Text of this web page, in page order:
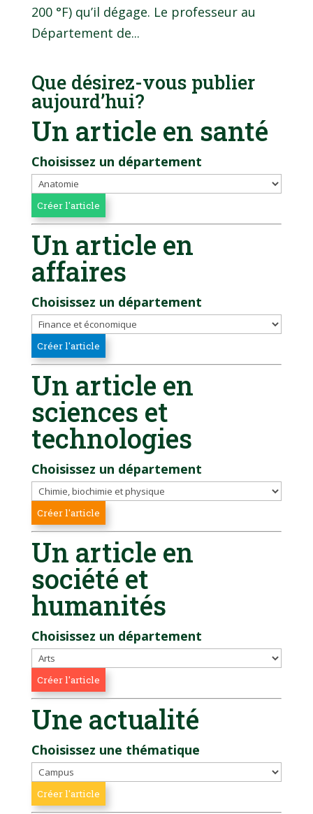
200 °F) qu’il dégage. Le professeur au
Département de...
Que désirez-vous publier
aujourd’hui?
Un article en santé
Choisissez un département
Un article en
affaires
Choisissez un département
Un article en
sciences et
technologies
Choisissez un département
Un article en
société et
humanités
Choisissez un département
Une actualité
Choisissez une thématique